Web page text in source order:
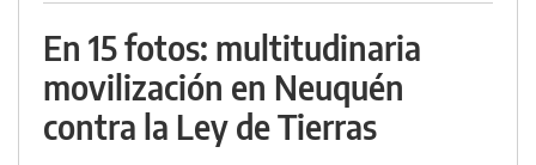
En 15 fotos: multitudinaria
movilización en Neuquén
contra la Ley de Tierras